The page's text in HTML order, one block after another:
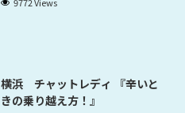
横浜 チャットレディ 『辛いと
きの乗り越え方！』